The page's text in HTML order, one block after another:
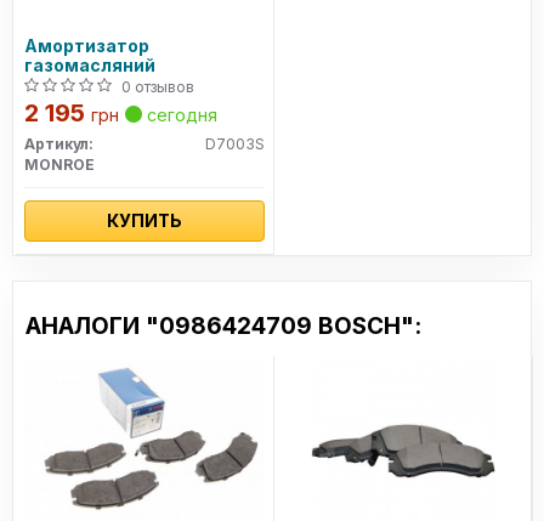
Амортизатор
газомасляний
0 отзывов
2 195 грн сегодня
Артикул:
D7003S
MONROE
КУПИТЬ
АНАЛОГИ "0986424709 BOSCH":